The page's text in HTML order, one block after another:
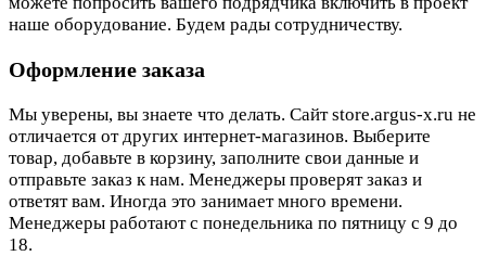
наше оборудование. Будем рады сотрудничеству.
Оформление заказа
Мы уверены, вы знаете что делать. Сайт store.argus-x.ru не
отличается от других интернет-магазинов. Выберите
товар, добавьте в корзину, заполните свои данные и
отправьте заказ к нам. Менеджеры проверят заказ и
ответят вам. Иногда это занимает много времени.
Менеджеры работают с понедельника по пятницу с 9 до
18.